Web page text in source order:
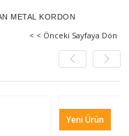
METAL KORDON
< < Önceki Sayfaya Dön